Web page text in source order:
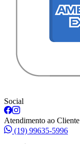
Social
Atendimento ao Cliente
(19) 99635-5996